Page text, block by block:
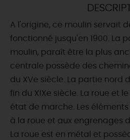
CE
CETTE
TOUT
A l'origine, ce moulin servait
fonctionné jusqu'en 1900. La
moulin, paraît être la plus
centrale possède des
du XVe siècle. La partie nord
fin du XIXe siècle. La roue et
état de marche. Les
à la roue et aux engrenages
La roue est en métal et